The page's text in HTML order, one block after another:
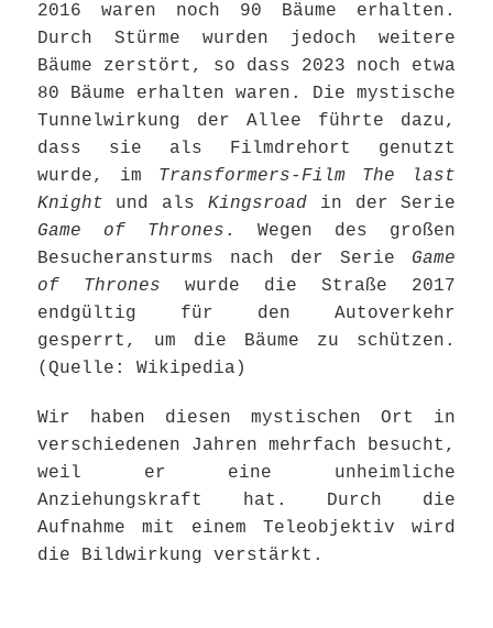
2016 waren noch 90 Bäume erhalten.
Durch Stürme wurden jedoch weitere
Bäume zerstört, so dass 2023 noch etwa
80 Bäume erhalten waren. Die mystische
Tunnelwirkung der Allee führte dazu,
dass sie als Filmdrehort genutzt
wurde, im
Transformers-Film The last
Knight und als Kingsroad in der Serie
Game of Thrones . Wegen des großen
Besucheransturms nach der Serie Game
of Thrones wurde die Straße 2017
endgültig für den Autoverkehr
gesperrt, um die Bäume zu schützen.
(Quelle: Wikipedia)
Wir haben diesen mystischen Ort in
verschiedenen Jahren mehrfach besucht,
weil er eine unheimliche
Anziehungskraft hat. Durch die
Aufnahme mit einem Teleobjektiv wird
die Bildwirkung verstärkt.